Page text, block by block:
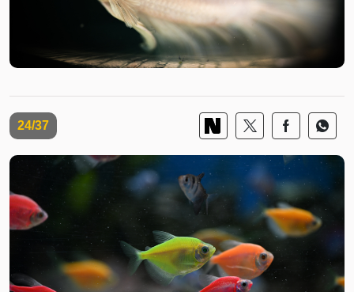
24/37